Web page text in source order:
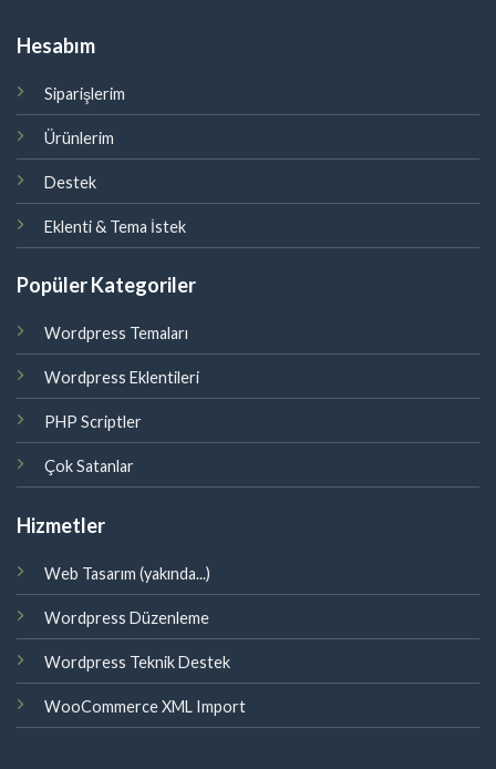
Hesabım
Siparişlerim
Ürünlerim
Destek
Eklenti & Tema İstek
Popüler Kategoriler
Wordpress Temaları
Wordpress Eklentileri
PHP Scriptler
Çok Satanlar
Hizmetler
Web Tasarım (yakında...)
Wordpress Düzenleme
Wordpress Teknik Destek
WooCommerce XML Import